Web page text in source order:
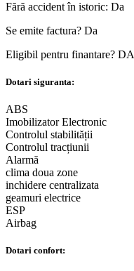
Fără accident în istoric: Da
Se emite factura? Da
Eligibil pentru finantare? DA
Dotari siguranta:
ABS
Imobilizator Electronic
Controlul stabilității
Controlul tracțiunii
Alarmă
clima doua zone
inchidere centralizata
geamuri electrice
ESP
Airbag
Dotari confort: